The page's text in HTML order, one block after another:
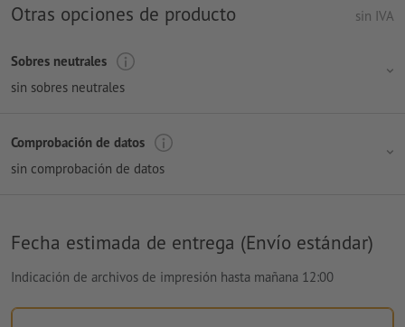
Otras opciones de producto sin IVA
Sobres neutrales
sin sobres neutrales
Comprobación de datos
sin comprobación de datos
Fecha estimada de entrega (Envío estándar)
Indicación de archivos de impresión hasta mañana 12:00